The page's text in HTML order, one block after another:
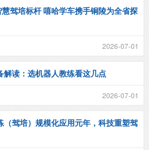
驾培标杆 嘻哈学车携手铜陵为全省探
2026-07-01
解读：选机器人教练看这几点
2026-07-01
（驾培）规模化应用元年，科技重塑驾